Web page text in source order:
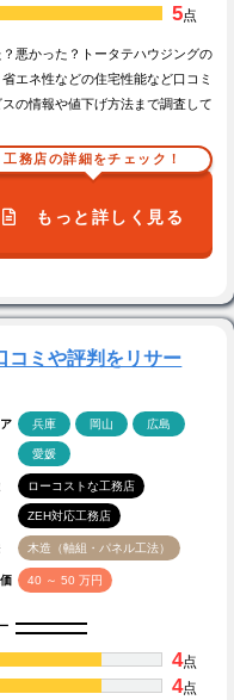
5点
悪かった？トータテハウジングの
エネ性などの住宅性能など口コミ
の情報や値下げ方法まで調査して
工務店の詳細をチェック！
もっと詳しく見る
コミや評判をリサー
兵庫 岡山 広島
愛媛
ローコストな工務店
ZEH対応工務店
木造（軸組・パネル工法）
40 ～ 50 万円
4点
4点